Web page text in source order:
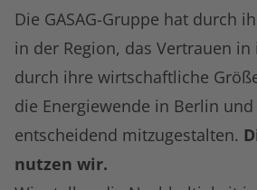
Die GASAG-Gruppe hat durch
in der Region, das Vertrauen
durch ihre wirtschaftliche
die Energiewende in Berlin
entscheidend mitzugestalten.
nutzen wir.